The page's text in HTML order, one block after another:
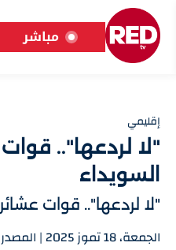
مباشر
إقليمي
"لا لردعها"..
السويداء
"لا لردعها".. قوات
الجمعة، 18 تموز 2025 | المصدر : REDTV